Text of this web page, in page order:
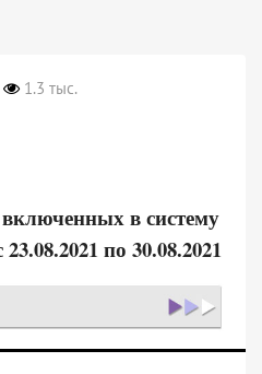
1.3 тыс.
в систему
по 30.08.2021